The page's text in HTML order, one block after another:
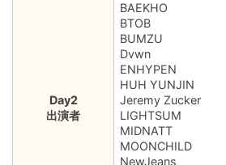
Day2
出演者
BAEKHO
BTOB
BUMZU
Dvwn
ENHYPEN
HUH YUNJIN
Jeremy Zucker
LIGHTSUM
MIDNATT
MOONCHILD
NewJeans